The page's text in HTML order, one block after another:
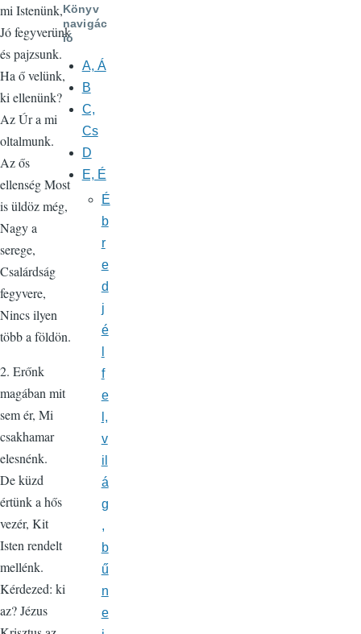
mi Istenünk,
Jó fegyverünk
és pajzsunk.
Ha ő velünk,
ki ellenünk?
Az Úr a mi
oltalmunk.
Az ős
ellenség Most
is üldöz még,
Nagy a
serege,
Csalárdság
fegyvere,
Nincs ilyen
több a földön.
2. Erőnk
magában mit
sem ér, Mi
csakhamar
elesnénk.
De küzd
értünk a hős
vezér, Kit
Isten rendelt
mellénk.
Kérdezed: ki
az? Jézus
Könyv
navigác
ió
A, Á
B
C,
Cs
D
E, É
É
b
r
e
d
j
é
f
e
l,
v
il
á
g
,
b
ű
n
e